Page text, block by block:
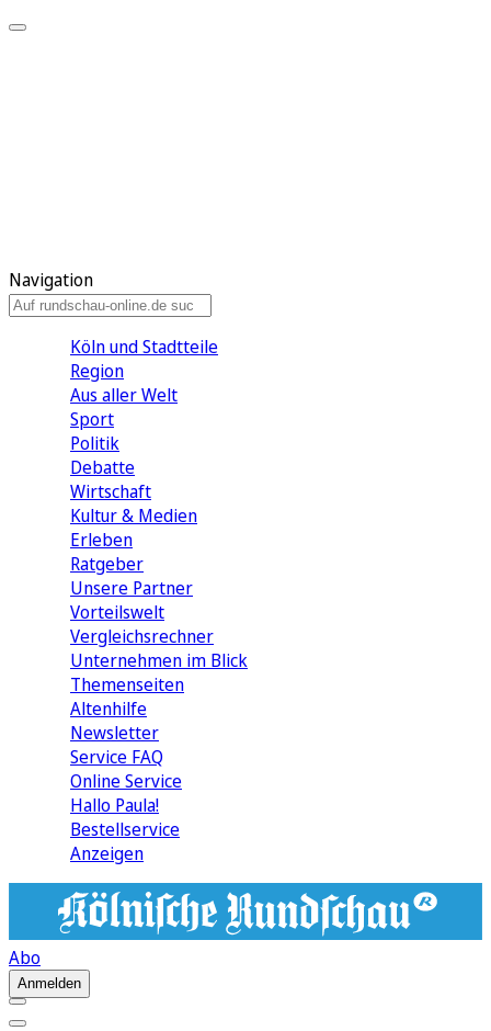
Navigation
Köln und Stadtteile
Region
Aus aller Welt
Sport
Politik
Debatte
Wirtschaft
Kultur & Medien
Erleben
Ratgeber
Unsere Partner
Vorteilswelt
Vergleichsrechner
Unternehmen im Blick
Themenseiten
Altenhilfe
Newsletter
Service FAQ
Online Service
Hallo Paula!
Bestellservice
Anzeigen
Abo
Anmelden